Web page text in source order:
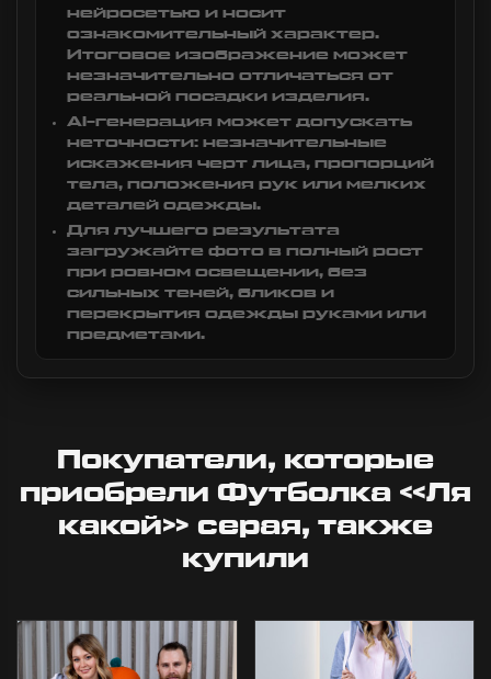
нейросетью и носит
ознакомительный характер.
Итоговое изображение может
незначительно отличаться от
реальной посадки изделия.
AI-генерация может допускать
неточности: незначительные
искажения черт лица, пропорций
тела, положения рук или мелких
деталей одежды.
Для лучшего результата
загружайте фото в полный рост
при ровном освещении, без
сильных теней, бликов и
перекрытия одежды руками или
предметами.
Покупатели, которые
приобрели Футболка «Ля
какой» серая, также
купили